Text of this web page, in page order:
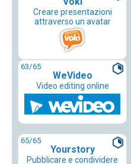
Creare presentazioni
attraverso un avatar
63/65
WeVideo
Video editing online
65/65
Yourstory
Pubblicare e condividere